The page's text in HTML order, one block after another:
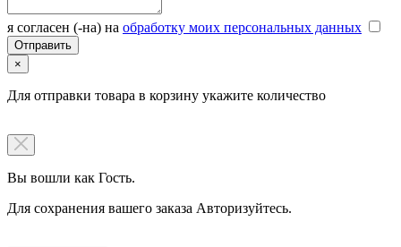
я согласен (-на) на обработку моих персональных данных
×
Для отправки товара в корзину укажите количество
Вы вошли как Гость.
Для сохранения вашего заказа Авторизуйтесь.